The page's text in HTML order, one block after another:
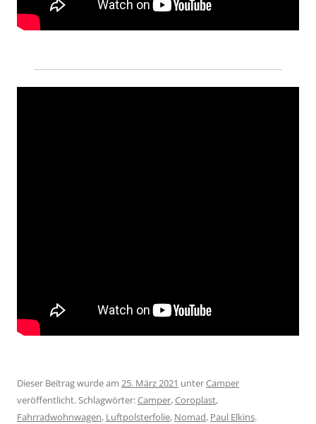
Dieser Beitrag wurde am 25. März 2021 unterCamper
veröffentlicht. Schlagwörter:Camper,Coroplast,
Fahrradwohnwagen, Luftpolsterfolie, Nomad, Paul Elkins.